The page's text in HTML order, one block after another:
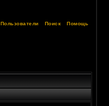
Помощь
Поиск
Пользователи